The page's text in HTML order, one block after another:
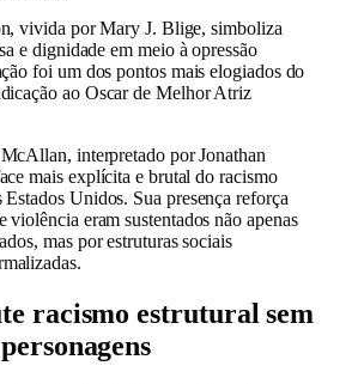
vivida por Mary J. Blige, simboliza
e dignidade em meio à opressão
foi um dos pontos mais elogiados do
ao Oscar de Melhor Atriz
interpretado por Jonathan
mais explícita e brutal do racismo
Unidos. Sua presença reforça
violência eram sustentados não apenas
mas por estruturas sociais
racismo estrutural sem